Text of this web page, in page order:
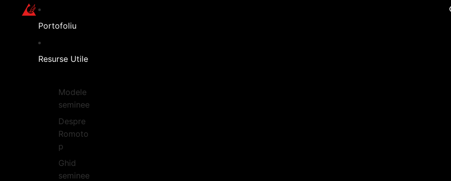
Portofoliu
Resurse Utile
Modele
seminee
Despre
Romoto
p
Ghid
seminee